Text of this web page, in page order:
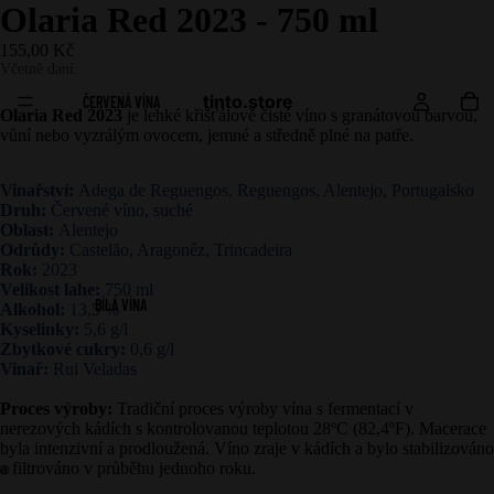
tinto.store
ČERVENÁ VÍNA
BÍLÁ VÍNA
Olaria Red 2023 - 750 ml
155,00 Kč
Olaria Red 2023 je lehké křišťálově čisté víno s granátovou barvou,
vůní nebo vyzrálým ovocem, jemné a středně plné na patře.
Vinařství:
Adega de Reguengos, Reguengos, Alentejo, Portugalsko
Druh: Červené víno, suché
Oblast:
Alentejo
Odrůdy: Castelão, Aragonêz, Trincadeira
Rok:
2023
Velikost lahe: 750 ml
Alkohol:
13,5 %
Kyselinky: 5,6 g/l
Zbytkové cukry: 0,6 g/l
Vinař: Rui Veladas
Proces výroby: Tradiční proces výroby vína s fermentací v
nerezových kádích s kontrolovanou teplotou 28ºC (82,4ºF). Macerace
byla intenzivní a prodloužená. Víno zraje v kádích a bylo stabilizováno
a filtrováno v průběhu jednoho roku.